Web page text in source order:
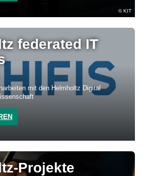
KIT
federated IT
mit den Helmholtz Digital
Projekte